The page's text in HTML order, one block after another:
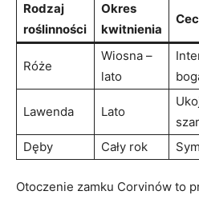
Rodzaj
roślinności
Okres
kwitnienia
Róże
Wiosna –
lato
Lawenda Lato
Dęby
Cały rok
Otoczenie zamku Corvinów to